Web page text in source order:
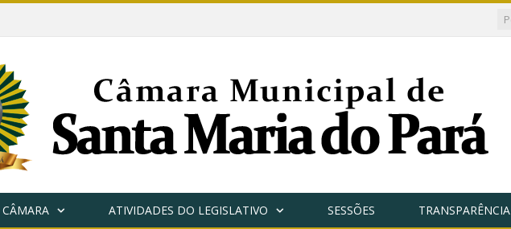
ATIVIDADES DO LEGISLATIVO SESSÕES TRANSPARÊNCIA